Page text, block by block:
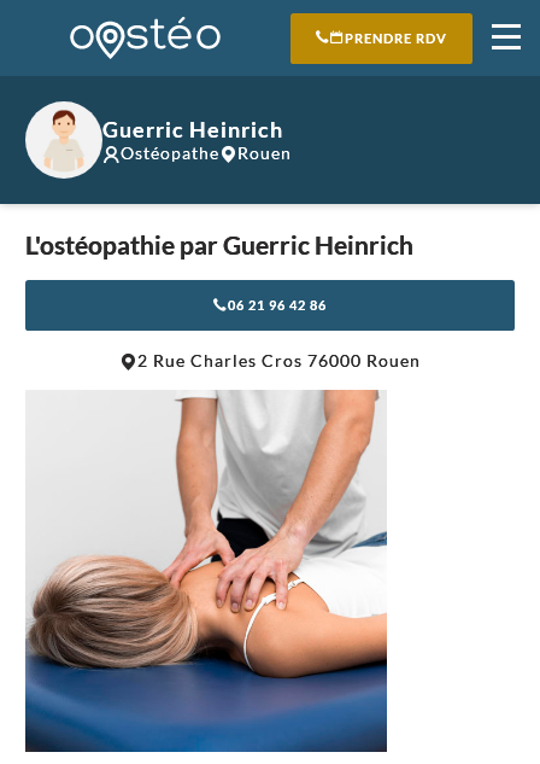
PRENDRE RDV
Guerric Heinrich
Ostéopathe Rouen
L'ostéopathie par Guerric Heinrich
06 21 96 42 86
2 Rue Charles Cros 76000 Rouen